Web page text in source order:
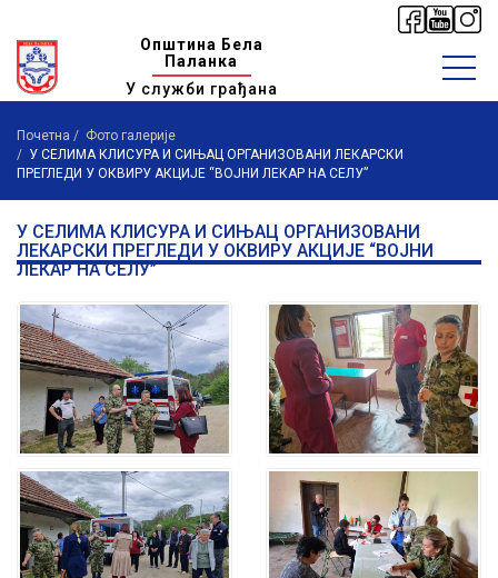
Општина Бела
Паланка
У служби грађана
Почетна
Фото галерије
У СЕЛИМА КЛИСУРА И СИЊАЦ ОРГАНИЗОВАНИ ЛЕКАРСКИ
ПРЕГЛЕДИ У ОКВИРУ АКЦИЈЕ “ВОЈНИ ЛЕКАР НА СЕЛУ”
У СЕЛИМА КЛИСУРА И СИЊАЦ ОРГАНИЗОВАНИ
ЛЕКАРСКИ ПРЕГЛЕДИ У ОКВИРУ АКЦИЈЕ “ВОЈНИ
ЛЕКАР НА СЕЛУ”